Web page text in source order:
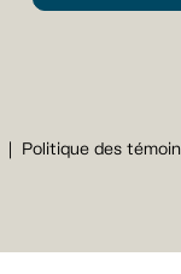
Politique des